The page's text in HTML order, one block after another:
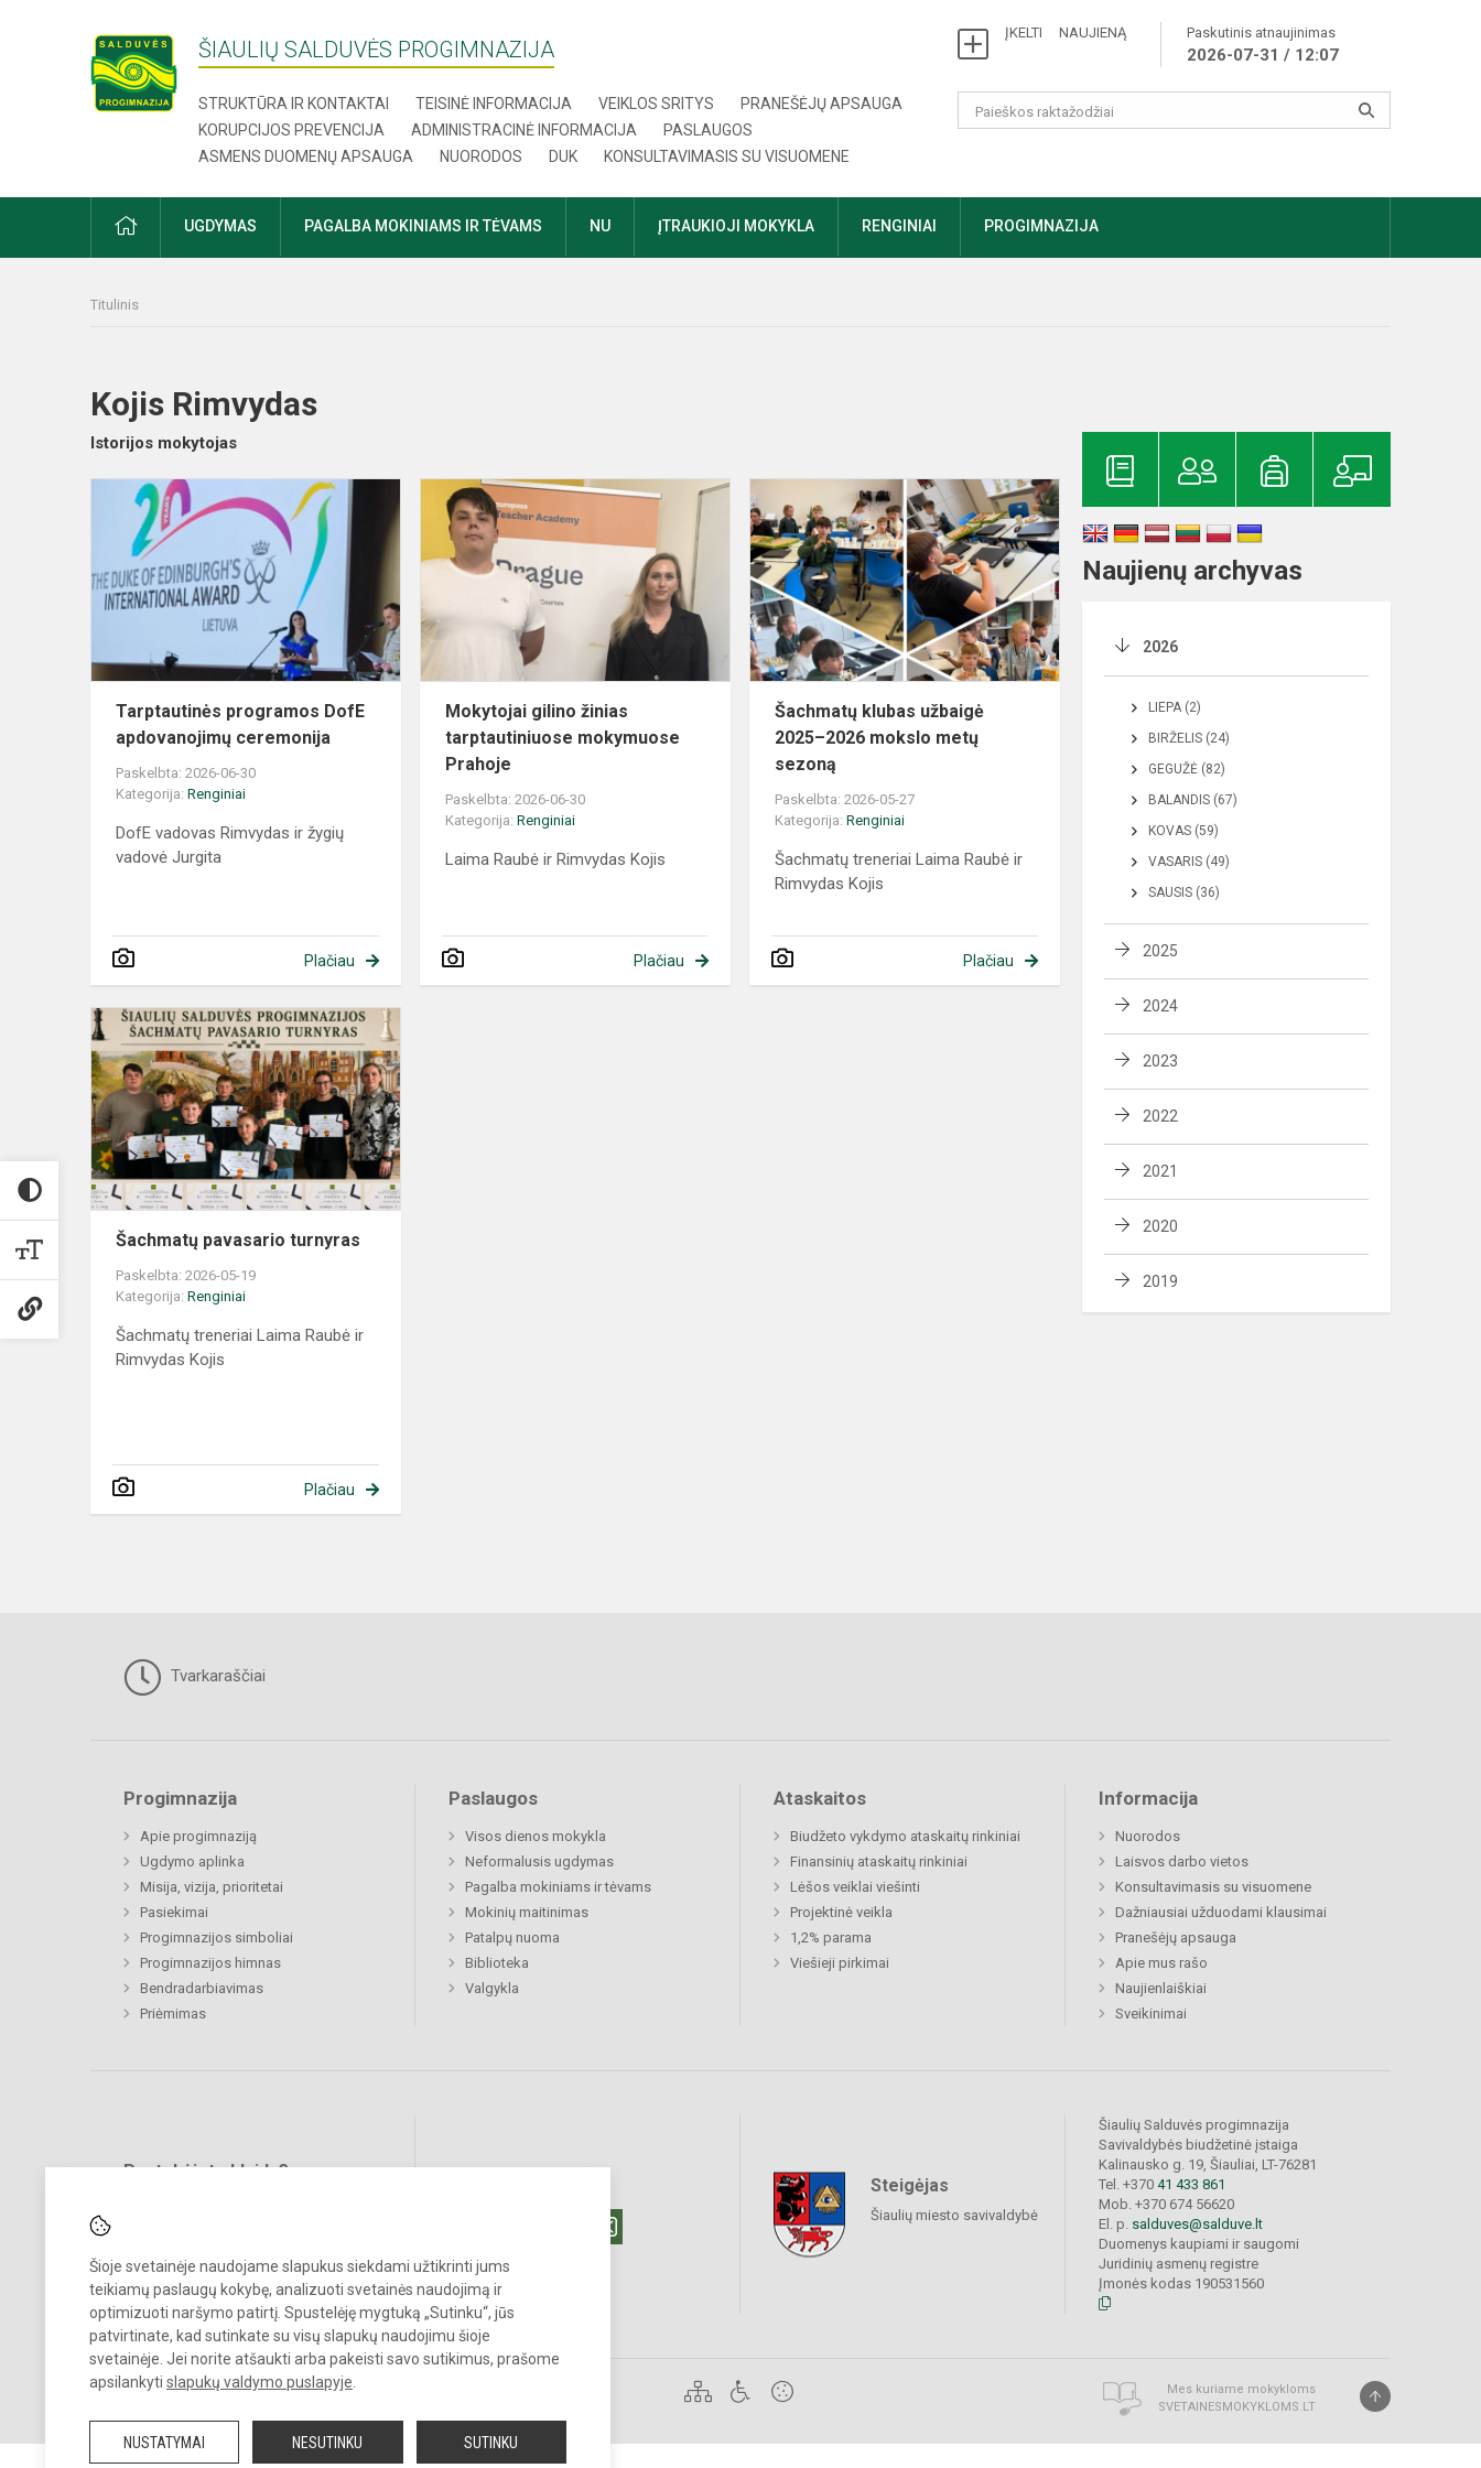
Šioje svetainėje naudojame slapukus siekdami užtikrinti jums
teikiamų paslaugų kokybę, analizuoti svetainės naudojimą ir
optimizuoti naršymo patirtį. Spustelėję mygtuką „Sutinku“, jūs
patvirtinate, kad sutinkate su visų slapukų naudojimu šioje
svetainėje. Jei norite atšaukti arba pakeisti savo sutikimus, prašome
apsilankyti slapukų valdymo puslapyje
NUSTATYMAI NESUTINKU SUTINKU
ŠIAULIŲ SALDUVĖS PROGIMNAZIJA
STRUKTŪRA IR KONTAKTAI TEISINĖ INFORMACIJA VEIKLOS SRITYS
PRANEŠĖJŲ APSAUGA
KORUPCIJOS PREVENCIJA
ADMINISTRACINĖ INFORMACIJA
PASLAUGOS
ASMENS DUOMENŲ APSAUGA
NUORODOS DUK KONSULTAVIMASIS SU VISUOMENE
ĮKELTI NAUJIENĄ Paskutinis atnaujinimas
2026-07-31 / 12:07
UGDYMAS PAGALBA MOKINIAMS IR TĖVAMS NU ĮTRAUKIOJI MOKYKLA RENGINIAI PROGIMNAZIJA
Titulinis
Kojis Rimvydas
Istorijos mokytojas
Tarptautinės programos DofE
apdovanojimų ceremonija
Paskelbta: 2026-06-30
Kategorija: Renginiai
DofE vadovas Rimvydas ir žygių
vadovė Jurgita
Plačiau
Mokytojai gilino žinias
tarptautiniuose mokymuose
Prahoje
Paskelbta: 2026-06-30
Kategorija:Renginiai
Laima Raubė ir Rimvydas Kojis
Plačiau
Šachmatų klubas užbaigė
2025–2026 mokslo metų
sezoną
Paskelbta: 2026-05-27
Kategorija:Renginiai
Šachmatų treneriai Laima Raubė ir
Rimvydas Kojis
Plačiau
Šachmatų pavasario turnyras
Paskelbta: 2026-05-19
Kategorija: Renginiai
Šachmatų treneriai Laima Raubė ir
Rimvydas Kojis
Plačiau
Naujienų archyvas
2026
LIEPA (2)
BIRŽELIS (24)
GEGUŽĖ (82)
BALANDIS (67)
KOVAS (59)
VASARIS (49)
SAUSIS (36)
2025
2024
2023
2022
2021
2020
2019
Tvarkaraščiai
Progimnazija
Apie progimnaziją
Ugdymo aplinka
Misija, vizija, prioritetai
Pasiekimai
Progimnazijos simboliai
Progimnazijos himnas
Bendradarbiavimas
Priėmimas
Paslaugos
Visos dienos mokykla
Neformalusis ugdymas
Pagalba mokiniams ir tėvams
Mokinių maitinimas
Patalpų nuoma
Biblioteka
Valgykla
Ataskaitos
Biudžeto vykdymo ataskaitų rinkiniai
Finansinių ataskaitų rinkiniai
Lėšos veiklai viešinti
Projektinė veikla
1,2% parama
Viešieji pirkimai
Informacija
Nuorodos
Laisvos darbo vietos
Konsultavimasis su visuomene
Dažniausiai užduodami klausimai
Pranešėjų apsauga
Apie mus rašo
Naujienlaiškiai
Sveikinimai
Pastebėjote klaidų?
Steigėjas
Šiaulių miesto savivaldybė
Šiaulių Salduvės progimnazija
Savivaldybės biudžetinė įstaiga
Kalinausko g. 19, Šiauliai, LT-76281
Tel. +370 41 433 861
Mob. +370 674 56620
El. p. salduves@salduve.lt
Duomenys kaupiami ir saugomi
Juridinių asmenų registre
Įmonės kodas 190531560
© 2026. Šiaulių Salduvės progimnazija. Visos teisės saugomos.
Mes kuriame mokykloms
SVETAINESMOKYKLOMS.LT